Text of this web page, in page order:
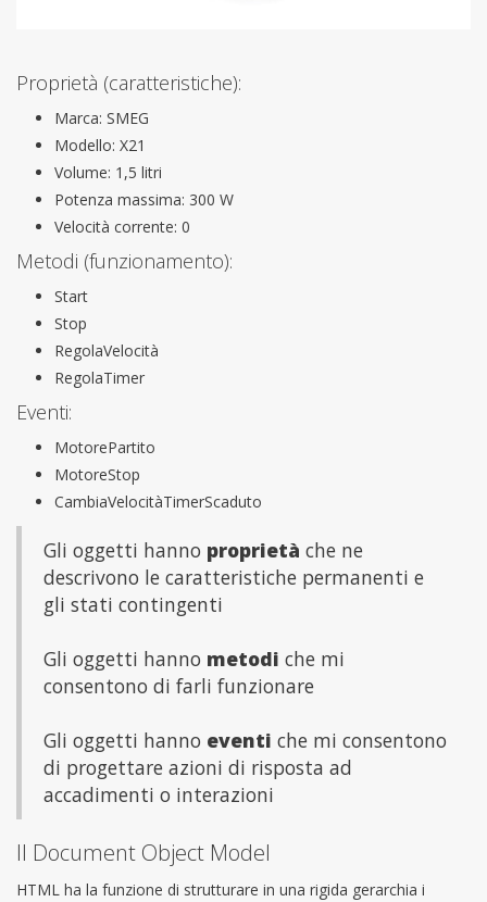
Proprietà (caratteristiche):
Marca: SMEG
Modello: X21
Volume: 1,5 litri
Potenza massima: 300 W
Velocità corrente: 0
Metodi (funzionamento):
Start
Stop
RegolaVelocità
RegolaTimer
Eventi:
MotorePartito
MotoreStop
CambiaVelocitàTimerScaduto
Gli oggetti hanno proprietà che ne
descrivono le caratteristiche permanenti e
gli stati contingenti
Gli oggetti hanno metodi che mi
consentono di farli funzionare
Gli oggetti hanno eventi che mi consentono
di progettare azioni di risposta ad
accadimenti o interazioni
Il Document Object Model
HTML ha la funzione di strutturare in una rigida gerarchia i